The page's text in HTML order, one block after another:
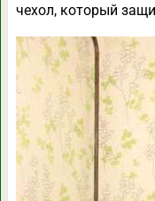
чехол, который